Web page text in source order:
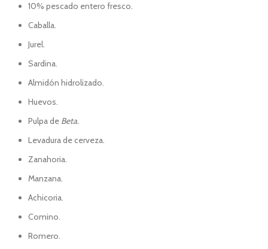
10% pescado entero fresco.
Caballa.
Jurel.
Sardina.
Almidón hidrolizado.
Huevos.
Pulpa de Beta.
Levadura de cerveza.
Zanahoria.
Manzana.
Achicoria.
Comino.
Romero.